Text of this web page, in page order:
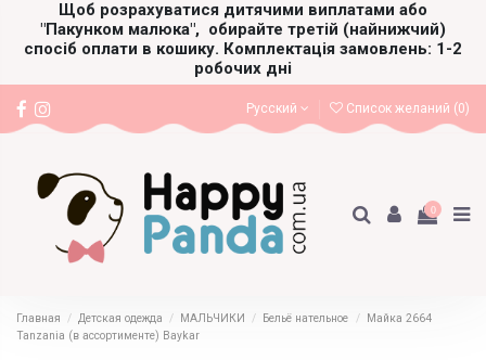
Щоб розрахуватися дитячими виплатами або
"Пакунком малюка", обирайте третій (найнижчий)
спосіб оплати в кошику. Комплектація замовлень: 1-2
робочих дні
Русский Список желаний (0)
0
Главная Детская одежда МАЛЬЧИКИ Бельё нательное
Майка 2664
Tanzania (в ассортименте) Baykar